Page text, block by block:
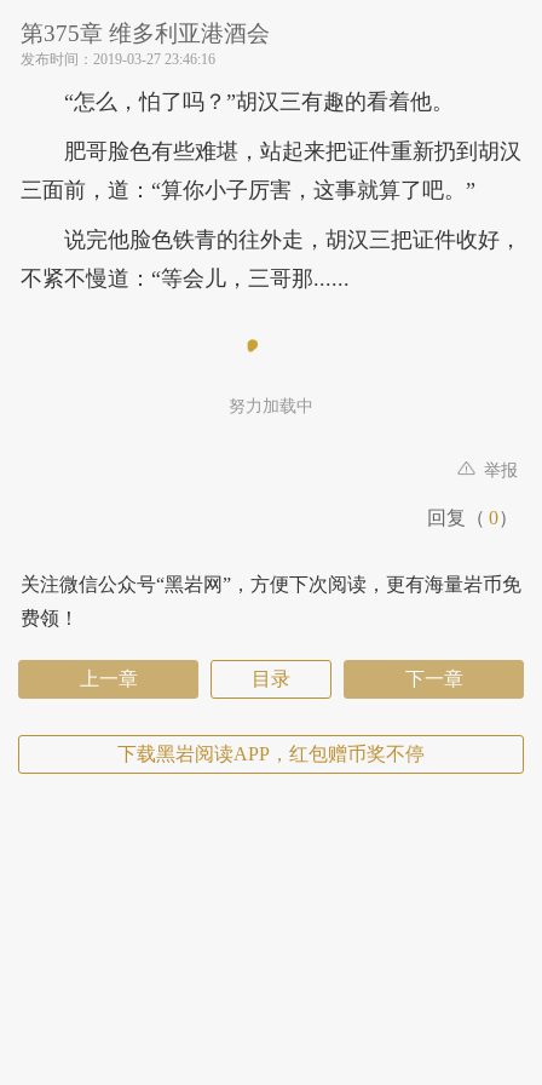
第375章 维多利亚港酒会
发布时间： 2019-03-27 23:46:16
“怎么，怕了吗？”胡汉三有趣的看着他。
肥哥脸色有些难堪，站起来把证件重新扔到胡汉
三面前，道：“算你小子厉害，这事就算了吧。”
说完他脸色铁青的往外走，胡汉三把证件收好，
不紧不慢道：“等会儿，三哥那......
努力加载中
举报
回复（ 0）
关注微信公众号“黑岩网”，方便下次阅读，更有海量岩币免
费领！
上一章 目录 下一章
下载黑岩阅读APP，红包赠币奖不停